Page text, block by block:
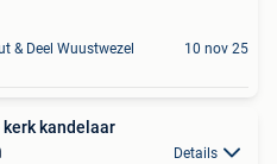
& Deel Wuustwezel 10 nov 25
kandelaar
Details